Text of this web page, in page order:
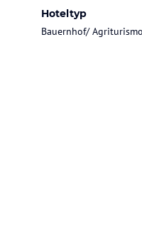
Hoteltyp
Bauernhof/ Agriturismo